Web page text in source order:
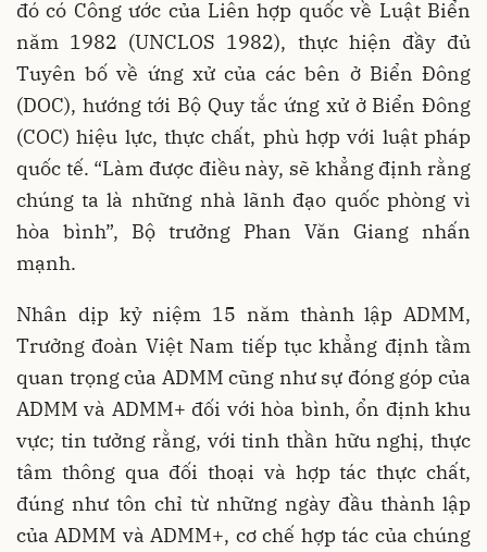
đó có Công ước của Liên hợp quốc về Luật Biển
năm 1982 (UNCLOS 1982), thực hiện đầy đủ
Tuyên bố về ứng xử của các bên ở Biển Đông
(DOC), hướng tới Bộ Quy tắc ứng xử ở Biển Đông
(COC) hiệu lực, thực chất, phù hợp với luật pháp
quốc tế. “Làm được điều này, sẽ khẳng định rằng
chúng ta là những nhà lãnh đạo quốc phòng vì
hòa bình”, Bộ trưởng Phan Văn Giang nhấn
mạnh.
Nhân dịp kỷ niệm 15 năm thành lập ADMM,
Trưởng đoàn Việt Nam tiếp tục khẳng định tầm
quan trọng của ADMM cũng như sự đóng góp của
ADMM và ADMM+ đối với hòa bình, ổn định khu
vực; tin tưởng rằng, với tinh thần hữu nghị, thực
tâm thông qua đối thoại và hợp tác thực chất,
đúng như tôn chỉ từ những ngày đầu thành lập
của ADMM và ADMM+, cơ chế hợp tác của chúng